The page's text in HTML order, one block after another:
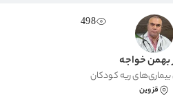
498
بهمن خواجه
ریه کودکان
قزوین